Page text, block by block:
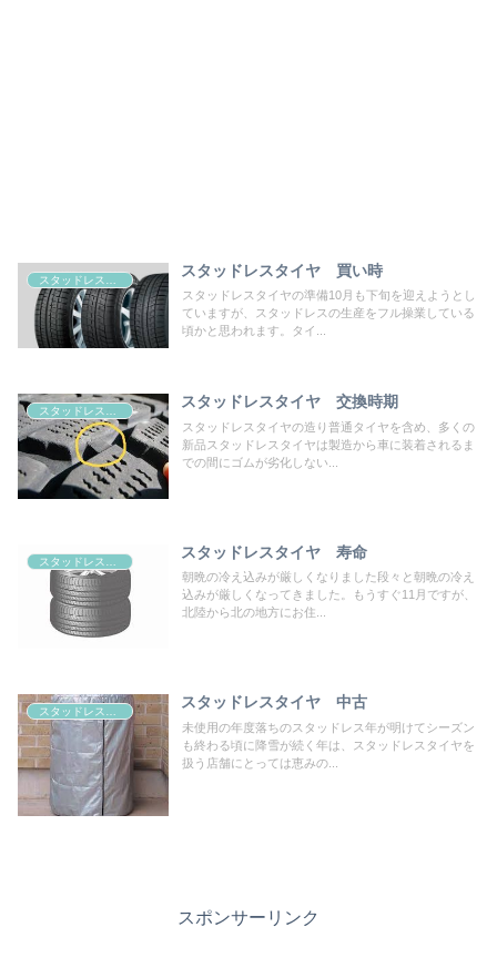
スタッドレスタイヤ 買い時
スタッドレスタイヤの準備10月も下旬を迎えようとし
ていますが、スタッドレスの生産をフル操業している
頃かと思われます。タイ...
スタッドレスタイヤ 交換時期
スタッドレスタイヤの造り普通タイヤを含め、多くの
新品スタッドレスタイヤは製造から車に装着されるま
での間にゴムが劣化しない...
スタッドレスタイヤ 寿命
朝晩の冷え込みが厳しくなりました段々と朝晩の冷え
込みが厳しくなってきました。もうすぐ11月ですが、
北陸から北の地方にお住...
スタッドレスタイヤ 寿命
スタッドレスタイヤ 中古
未使用の年度落ちのスタッドレス年が明けてシーズン
も終わる頃に降雪が続く年は、スタッドレスタイヤを
扱う店舗にとっては恵みの...
スポンサーリンク